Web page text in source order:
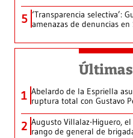
5 ‘Transparencia selectiva’:
amenazas de denuncias
1 Abelardo de la Espriella
ruptura total con Gustavo
2 Augusto Villalaz-Higuero,
rango de general de